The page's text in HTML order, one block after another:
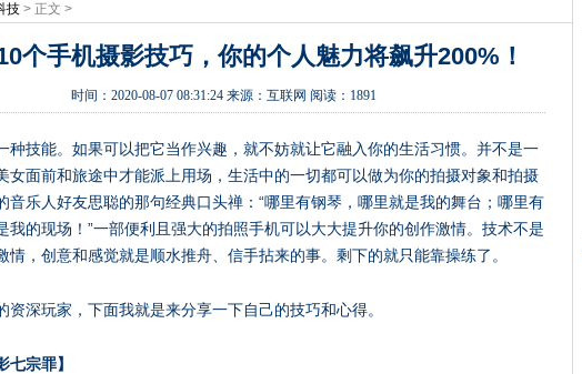
技 > 正文 >
个手机摄影技巧，你的个人魅力将飙升200%！
时间： 2020-08-07 08:31:24来源： 互联网 阅读：1891
种技能。如果可以把它当作兴趣，就不妨就让它融入你的生活习惯。并不是一
女面前和旅途中才能派上用场，生活中的一切都可以做为你的拍摄对象和拍摄
音乐人好友思聪的那句经典口头禅：“哪里有钢琴，哪里就是我的舞台；哪里有
我的现场！”一部便利且强大的拍照手机可以大大提升你的创作激情。技术不是
情，创意和感觉就是顺水推舟、信手拈来的事。剩下的就只能靠操练了。
资深玩家，下面我就是来分享一下自己的技巧和心得。
七宗罪】